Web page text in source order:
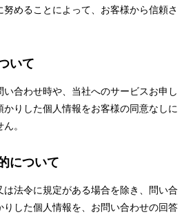
めることによって、お客様から信頼さ
いて
い合わせ時や、当社へのサービスお申し
りした個人情報をお客様の同意なしに
。
について
は法令に規定がある場合を除き、問い合
りした個人情報を、お問い合わせの回答